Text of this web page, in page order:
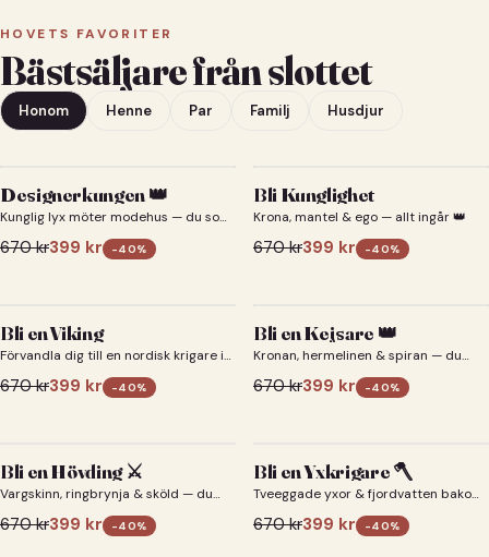
HOVETS FAVORITER
Bästsäljare från slottet
Honom Henne Par Familj Husdjur
Designerkungen 👑
Kunglig lyx möter modehus — du som
670kr399 kr -40%
Bli Kunglighet
Krona, mantel & ego — allt ingår 👑
670kr399 kr -40%
Bli en Viking
Förvandla dig till en nordisk krigare i
ett episkt vikingaporträtt.
670kr399 kr -40%
Bli en Kejsare 👑
Kronan, hermelinen & spiran — du
670kr399 kr -40%
Bli en Hövding ⚔️
Vargskinn, ringbrynja & sköld — du
som nordisk krigsherre ⚔️
670kr399 kr -40%
Bli en Yxkrigare 🪓
Tveeggade yxor & fjordvatten bakom
670kr399 kr -40%